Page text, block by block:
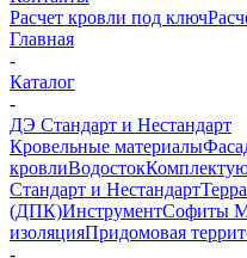
Расчет кровли под ключ
Главная
-
Каталог
-
ДЭ Стандарт и Нестандарт
Кровельные материалы
кровлиВодосток
Стандарт и Нестандарт
(ДПК)ИнструментСофиты
изоляцияПридомовая
-